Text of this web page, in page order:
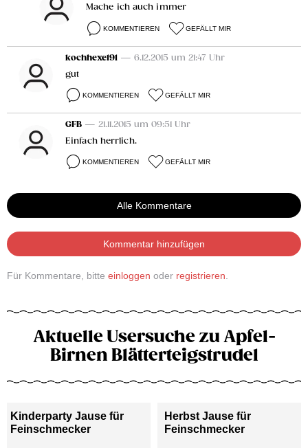
Mache ich auch immer
KOMMENTIEREN GEFÄLLT MIR
kochhexe191 — 6.12.2015 um 21:47 Uhr
gut
KOMMENTIEREN GEFÄLLT MIR
GFB — 21.11.2015 um 09:51 Uhr
Einfach herrlich.
KOMMENTIEREN GEFÄLLT MIR
Alle Kommentare
Kommentar hinzufügen
Für Kommentare, bitte einloggen oder registrieren
Aktuelle Usersuche zu Apfel-
Birnen Blätterteigstrudel
Kinderparty Jause für
Feinschmecker
Herbst Jause für
Feinschmecker